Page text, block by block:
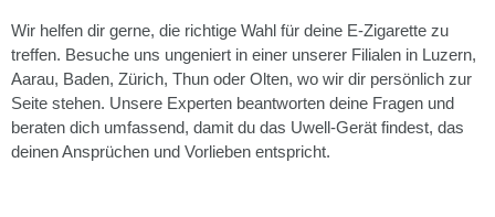
Wir helfen dir gerne, die richtige Wahl für deine E-Zigarette zu
treffen. Besuche uns ungeniert in einer unserer Filialen in Luzern,
Aarau, Baden, Zürich, Thun oder Olten, wo wir dir persönlich zur
Seite stehen. Unsere Experten beantworten deine Fragen und
beraten dich umfassend, damit du das Uwell-Gerät findest, das
deinen Ansprüchen und Vorlieben entspricht.